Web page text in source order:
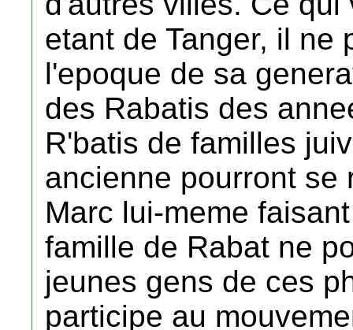
etant de Tanger, il ne
l'epoque de sa
des Rabatis des
R'batis de familles
ancienne pourront se
Marc lui-meme
famille de Rabat ne
jeunes gens de ces
participe au